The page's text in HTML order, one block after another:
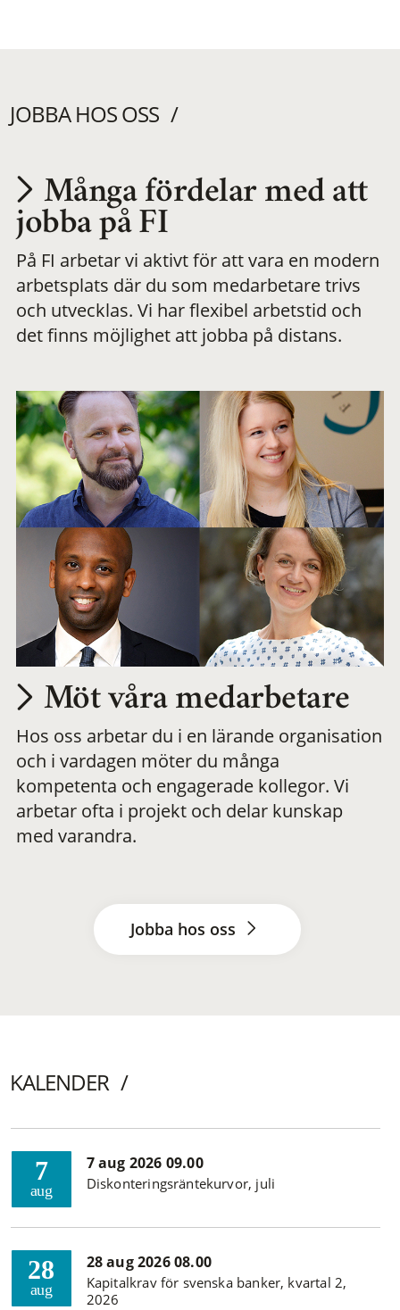
JOBBA HOS OSS
Utvecklas på en
meningsfull och
flexibel
Många fördelar med att
jobba på FI
På FI arbetar vi aktivt för att vara en modern
arbetsplats där du som medarbetare trivs
och utvecklas. Vi har flexibel arbetstid och
det finns möjlighet att jobba på distans.
Möt våra medarbetare
Hos oss arbetar du i en lärande organisation
och i vardagen möter du många
kompetenta och engagerade kollegor. Vi
arbetar ofta i projekt och delar kunskap
med varandra.
Jobba hos oss
KALENDER
7
aug
7 aug 2026 09.00
Diskonteringsräntekurvor, juli
28
aug
28 aug 2026 08.00
Kapitalkrav för svenska banker, kvartal 2,
2026